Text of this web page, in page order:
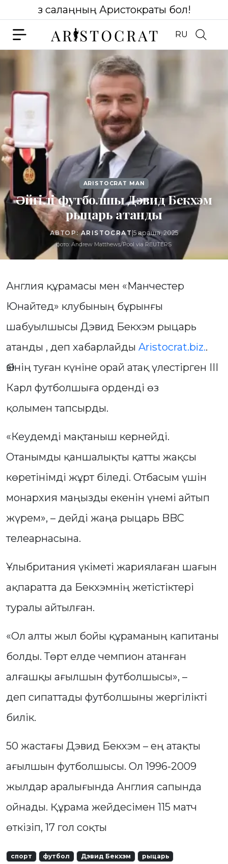
Өз салаңның Аристократы бол!
RU
ARISTOCRAT MAN
Әйгілі футболшы Дэвид Бекхэм
рыцарь атанды
АВТОР:ARISTOCRAT |5 қараша, 2025
фото: Andrew Matthews/Pool via REUTERS
Англия құрамасы мен «Манчестер
Юнайтед» клубының бұрынғы
шабуылшысы Дэвид Бекхэм рыцарь
атанды , деп хабарлайды Aristocrat.biz..
Өзінің туған күніне орай атақ үлестірген III
Карл футболшыға орденді өз
қолымен тапсырды.
«Кеудемді мақтаныш кернейді.
Отанымды қаншалықты қатты жақсы
көретінімді жұрт біледі. Отбасым үшін
монархия маңызды екенін үнемі айтып
жүрем», – дейді жаңа рыцарь BBC
телеарнасына.
Ұлыбритания үкіметі жариялаған шағын
ақпаратта да Бекхэмнің жетістіктері
туралы айтылған.
«Ол алты жыл бойы құраманың капитаны
болды. Төрт елде чемпион атанған
алғашқы ағылшын футболшысы», –
деп сипаттады футболшыны жергілікті
билік.
50 жастағы Дэвид Бекхэм – ең атақты
ағылшын футболшысы. Ол 1996-2009
жылдар аралығында Англия сапында
ойнады. Құрама жейдесімен 115 матч
өткізіп, 17 гол соқты
спорт футбол Дэвид Бекхэм рыцарь